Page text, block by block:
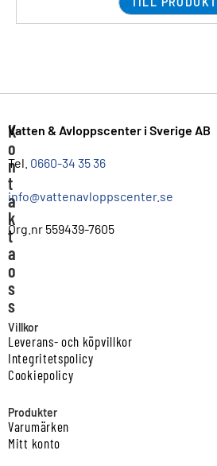
K
o
n
t
a
k
t
a
o
s
s
Vatten & Avloppscenter i Sverige AB
Tel. 0660-34 35 36
info@vattenavloppscenter.se
Org.nr 559439-7605
Villkor
Leverans- och köpvillkor
Integritetspolicy
Cookiepolicy
Produkter
Varumärken
Mitt konto